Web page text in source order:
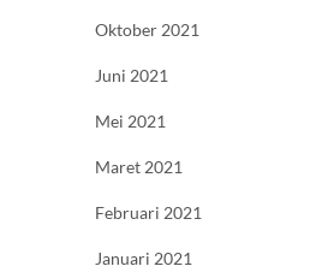
Oktober 2021
Juni 2021
Mei 2021
Maret 2021
Februari 2021
Januari 2021